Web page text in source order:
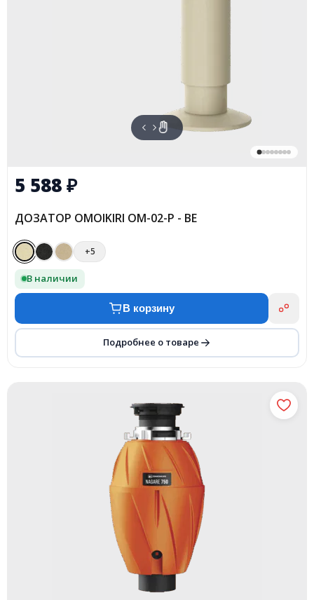
5 588₽
ДОЗАТОР OMOIKIRI OM-02-P - BE
+5
В наличии
В корзину
Подробнее о товаре